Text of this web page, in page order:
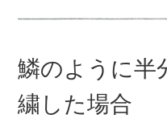
鱗のように半
繍した場合